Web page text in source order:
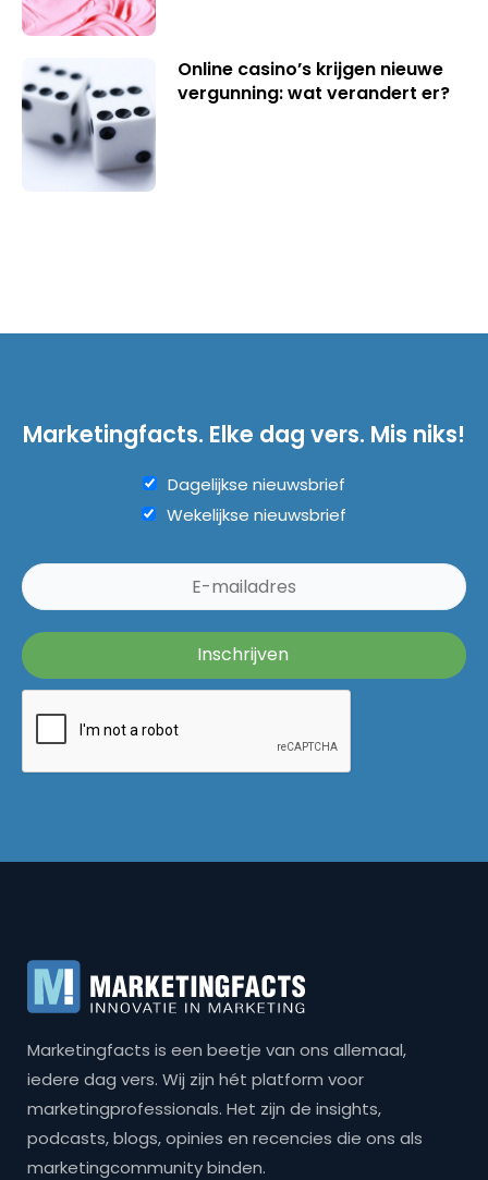
Online casino’s krijgen nieuwe
vergunning: wat verandert er?
Marketingfacts. Elke dag vers. Mis niks!
Dagelijkse nieuwsbrief
Wekelijkse nieuwsbrief
Marketingfacts is een beetje van ons allemaal,
iedere dag vers. Wij zijn hét platform voor
marketingprofessionals. Het zijn de insights,
podcasts, blogs, opinies en recencies die ons als
marketingcommunity binden.